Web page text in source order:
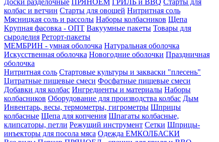
Доски разделочные ПРЯНОЕМ ГРИЛЬ и BBQ Старты для
колбас и ветчин Старты для овощей Нитритная соль
Мясницкая соль и рассолы Наборы колбасников Щепа
Крупная фасовка - ОПТ Вакуумные пакеты Товары для
сыроделия Реторт-пакеты
МЕМБРИН - умная оболочка Натуральная оболочка
Искусственная оболочка Новогодние оболочки Праздничная
оболочка
Нитритная соль Стартовые культуры и закваски "плесень"
Цитратные пищевые смеси Фосфатные пищевые смеси
Добавки для колбас Ингредиенты и материалы Наборы
колбасников Оборудование для производства колбас Дым
Инвентарь, весы, термометры, гигрометры Шприцы
колбасные Щепа для копчения Шпагаты колбасные,
клипсаторы, петли Режущий инструмент Сетки Шприцы-
инъекторы для посола мяса Одежда ЕМКОЛБАСКИ